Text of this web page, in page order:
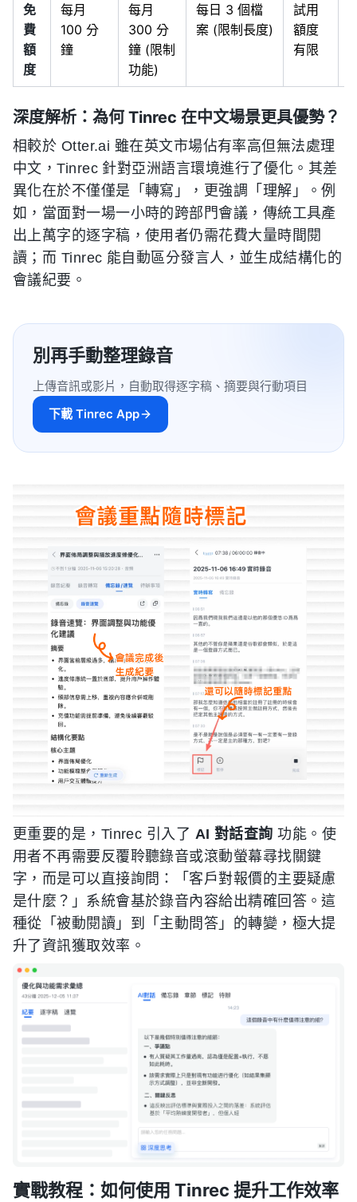
免
費
額
度
每月
100 分
鐘
每月
300 分
鐘 (限制
功能)
每日 3 個檔
案 (限制長度)
試用
額度
有限
深度解析：為何 Tinrec 在中文場景更具優勢？
相較於 Otter.ai 雖在英文市場佔有率高但無法處理
中文，Tinrec 針對亞洲語言環境進行了優化。其差
異化在於不僅僅是「轉寫」，更強調「理解」。例
如，當面對一場一小時的跨部門會議，傳統工具產
出上萬字的逐字稿，使用者仍需花費大量時間閱
讀；而 Tinrec 能自動區分發言人，並生成結構化的
會議紀要。
別再手動整理錄音
上傳音訊或影片，自動取得逐字稿、摘要與行動項目
下載 Tinrec App
更重要的是，Tinrec 引入了 AI 對話查詢 功能。使
用者不再需要反覆聆聽錄音或滾動螢幕尋找關鍵
字，而是可以直接詢問：「客戶對報價的主要疑慮
是什麼？」系統會基於錄音內容給出精確回答。這
種從「被動閱讀」到「主動問答」的轉變，極大提
升了資訊獲取效率。
實戰教程：如何使用 Tinrec 提升工作效率